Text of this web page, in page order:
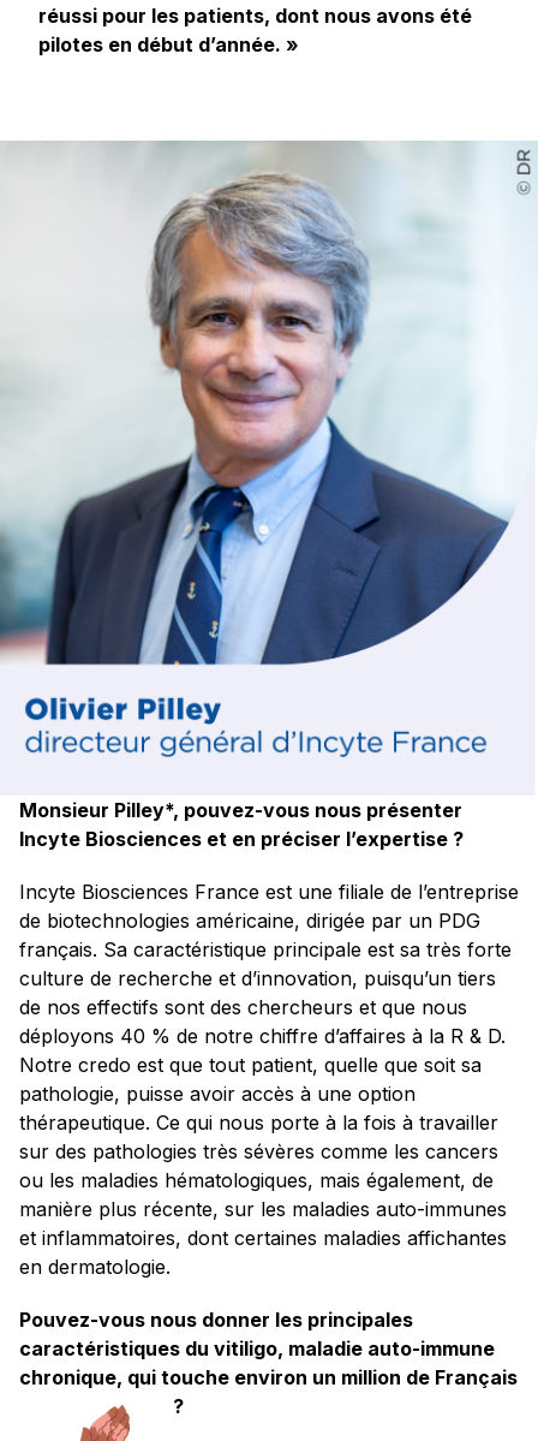
réussi pour les patients, dont nous avons été
pilotes en début d’année. »
Monsieur Pilley*, pouvez-vous nous présenter
Incyte Biosciences et en préciser l’expertise ?
Incyte Biosciences France est une filiale de l’entreprise
de biotechnologies américaine, dirigée par un PDG
français. Sa caractéristique principale est sa très forte
culture de recherche et d’innovation, puisqu’un tiers
de nos effectifs sont des chercheurs et que nous
déployons 40 % de notre chiffre d’affaires à la R & D.
Notre credo est que tout patient, quelle que soit sa
pathologie, puisse avoir accès à une option
thérapeutique. Ce qui nous porte à la fois à travailler
sur des pathologies très sévères comme les cancers
ou les maladies hématologiques, mais également, de
manière plus récente, sur les maladies auto-immunes
et inflammatoires, dont certaines maladies affichantes
en dermatologie.
Pouvez-vous nous donner les principales
caractéristiques du vitiligo, maladie auto-immune
chronique, qui touche environ un million de Français
?